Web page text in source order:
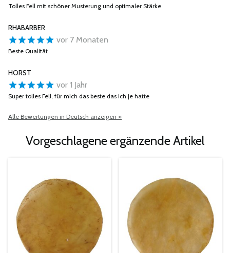
Tolles Fell mit schöner Musterung und optimaler Stärke
RHABARBER
vor 7 Monaten
Beste Qualität
HORST
vor 1 Jahr
Super tolles Fell, für mich das beste das ich je hatte
Alle Bewertungen in Deutsch anzeigen »
Vorgeschlagene ergänzende Artikel